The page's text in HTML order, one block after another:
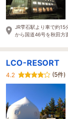
JR雫石駅より車で約
から国道46号を秋田方
LCO-RESORT
4.2
(5件)